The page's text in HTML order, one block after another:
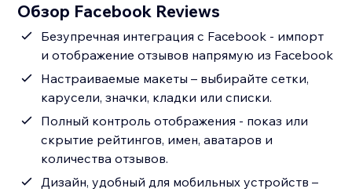
Обзор Facebook Reviews
Безупречная интеграция с Facebook - импорт
и отображение отзывов напрямую из Facebook
Настраиваемые макеты – выбирайте сетки,
карусели, значки, кладки или списки.
Полный контроль отображения - показ или
скрытие рейтингов, имен, аватаров и
количества отзывов.
Дизайн, удобный для мобильных устройств –